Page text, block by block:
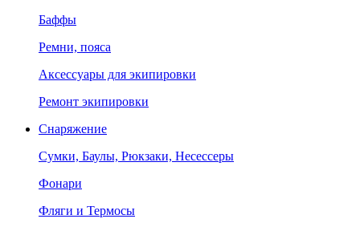
Баффы
Ремни, пояса
Аксессуары для экипировки
Ремонт экипировки
Снаряжение
Сумки, Баулы, Рюкзаки, Несессеры
Фонари
Фляги и Термосы